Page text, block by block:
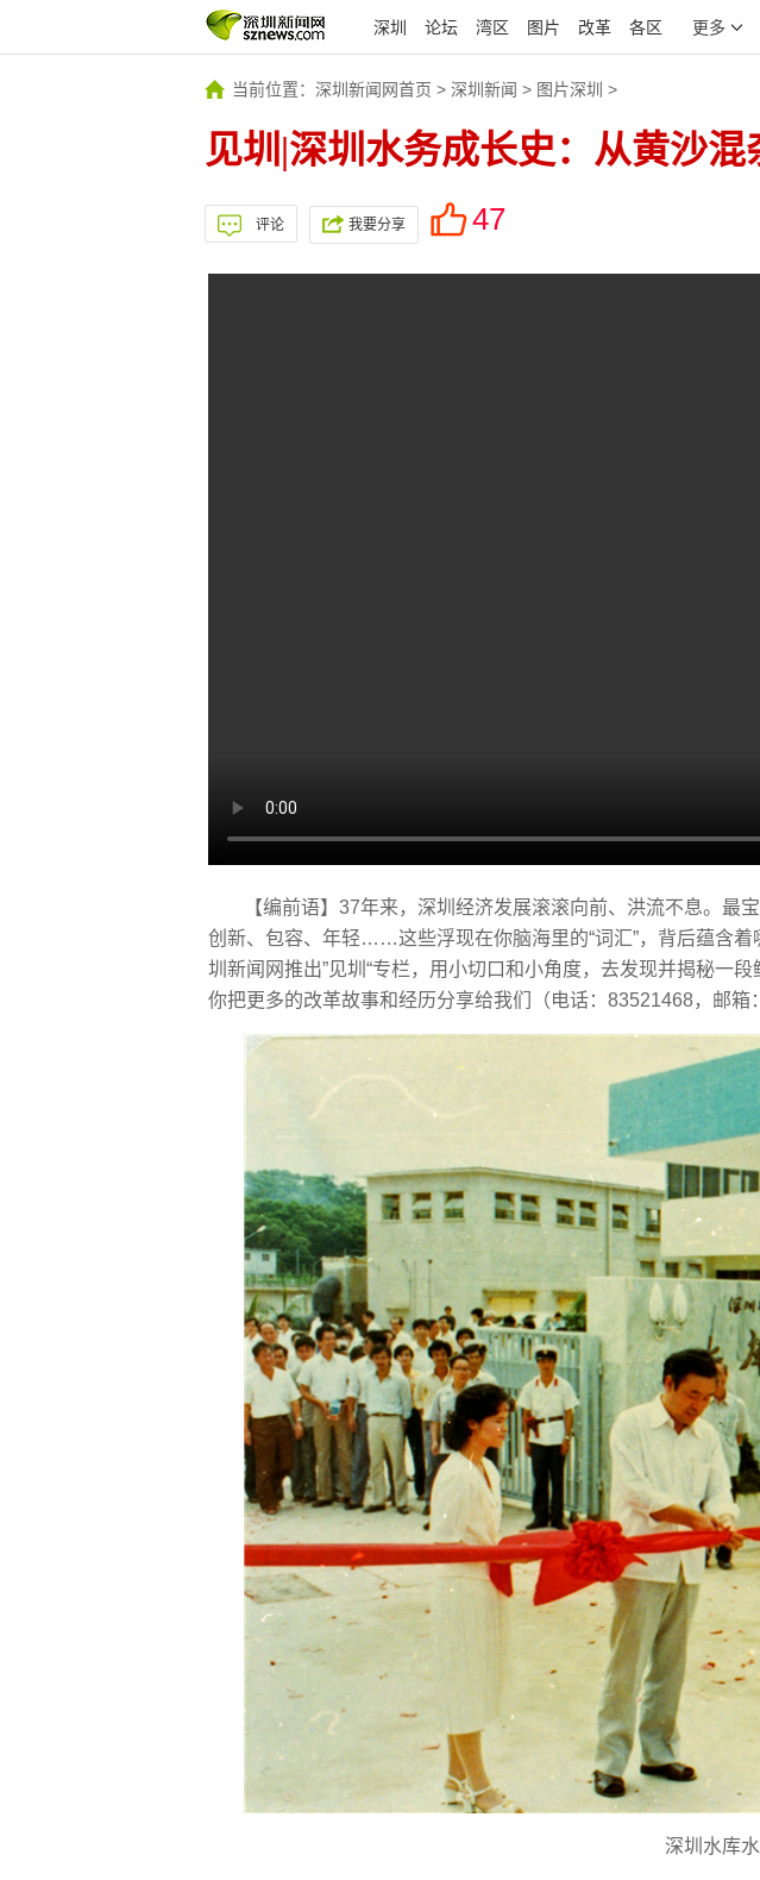
深圳 论坛 湾区 图片 改革 各区 更多
当前位置： 深圳新闻网首页 > 深圳新闻 > 图片深圳 >
见圳|深圳水务成长史：从黄沙
评论 我要分享 47
【编前语】37年来，深圳经济发展滚滚向前、洪流不息。最
创新、包容、年轻……这些浮现在你脑海里的“词汇”，背后蕴含
圳新闻网推出”见圳“专栏，用小切口和小角度，去发现并揭秘一
你把更多的改革故事和经历分享给我们（电话：83521468，邮箱
深圳水库